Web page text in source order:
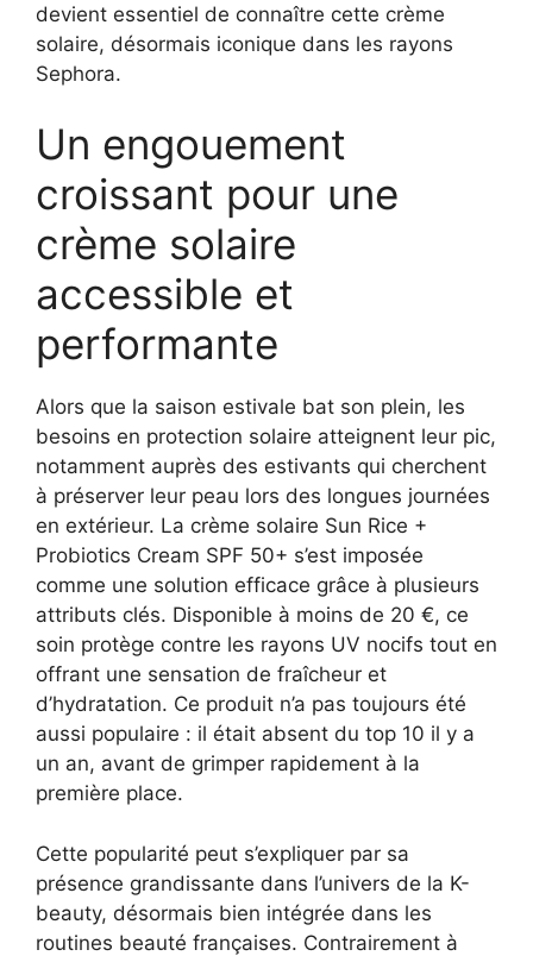
devient essentiel de connaître cette crème
solaire, désormais iconique dans les rayons
Sephora.
Un engouement
croissant pour une
crème solaire
accessible et
performante
Alors que la saison estivale bat son plein, les
besoins en protection solaire atteignent leur pic,
notamment auprès des estivants qui cherchent
à préserver leur peau lors des longues journées
en extérieur. La crème solaire Sun Rice +
Probiotics Cream SPF 50+ s’est imposée
comme une solution efficace grâce à plusieurs
attributs clés. Disponible à moins de 20 €, ce
soin protège contre les rayons UV nocifs tout en
offrant une sensation de fraîcheur et
d’hydratation. Ce produit n’a pas toujours été
aussi populaire : il était absent du top 10 il y a
un an, avant de grimper rapidement à la
première place.
Cette popularité peut s’expliquer par sa
présence grandissante dans l’univers de la K-
beauty, désormais bien intégrée dans les
routines beauté françaises. Contrairement à